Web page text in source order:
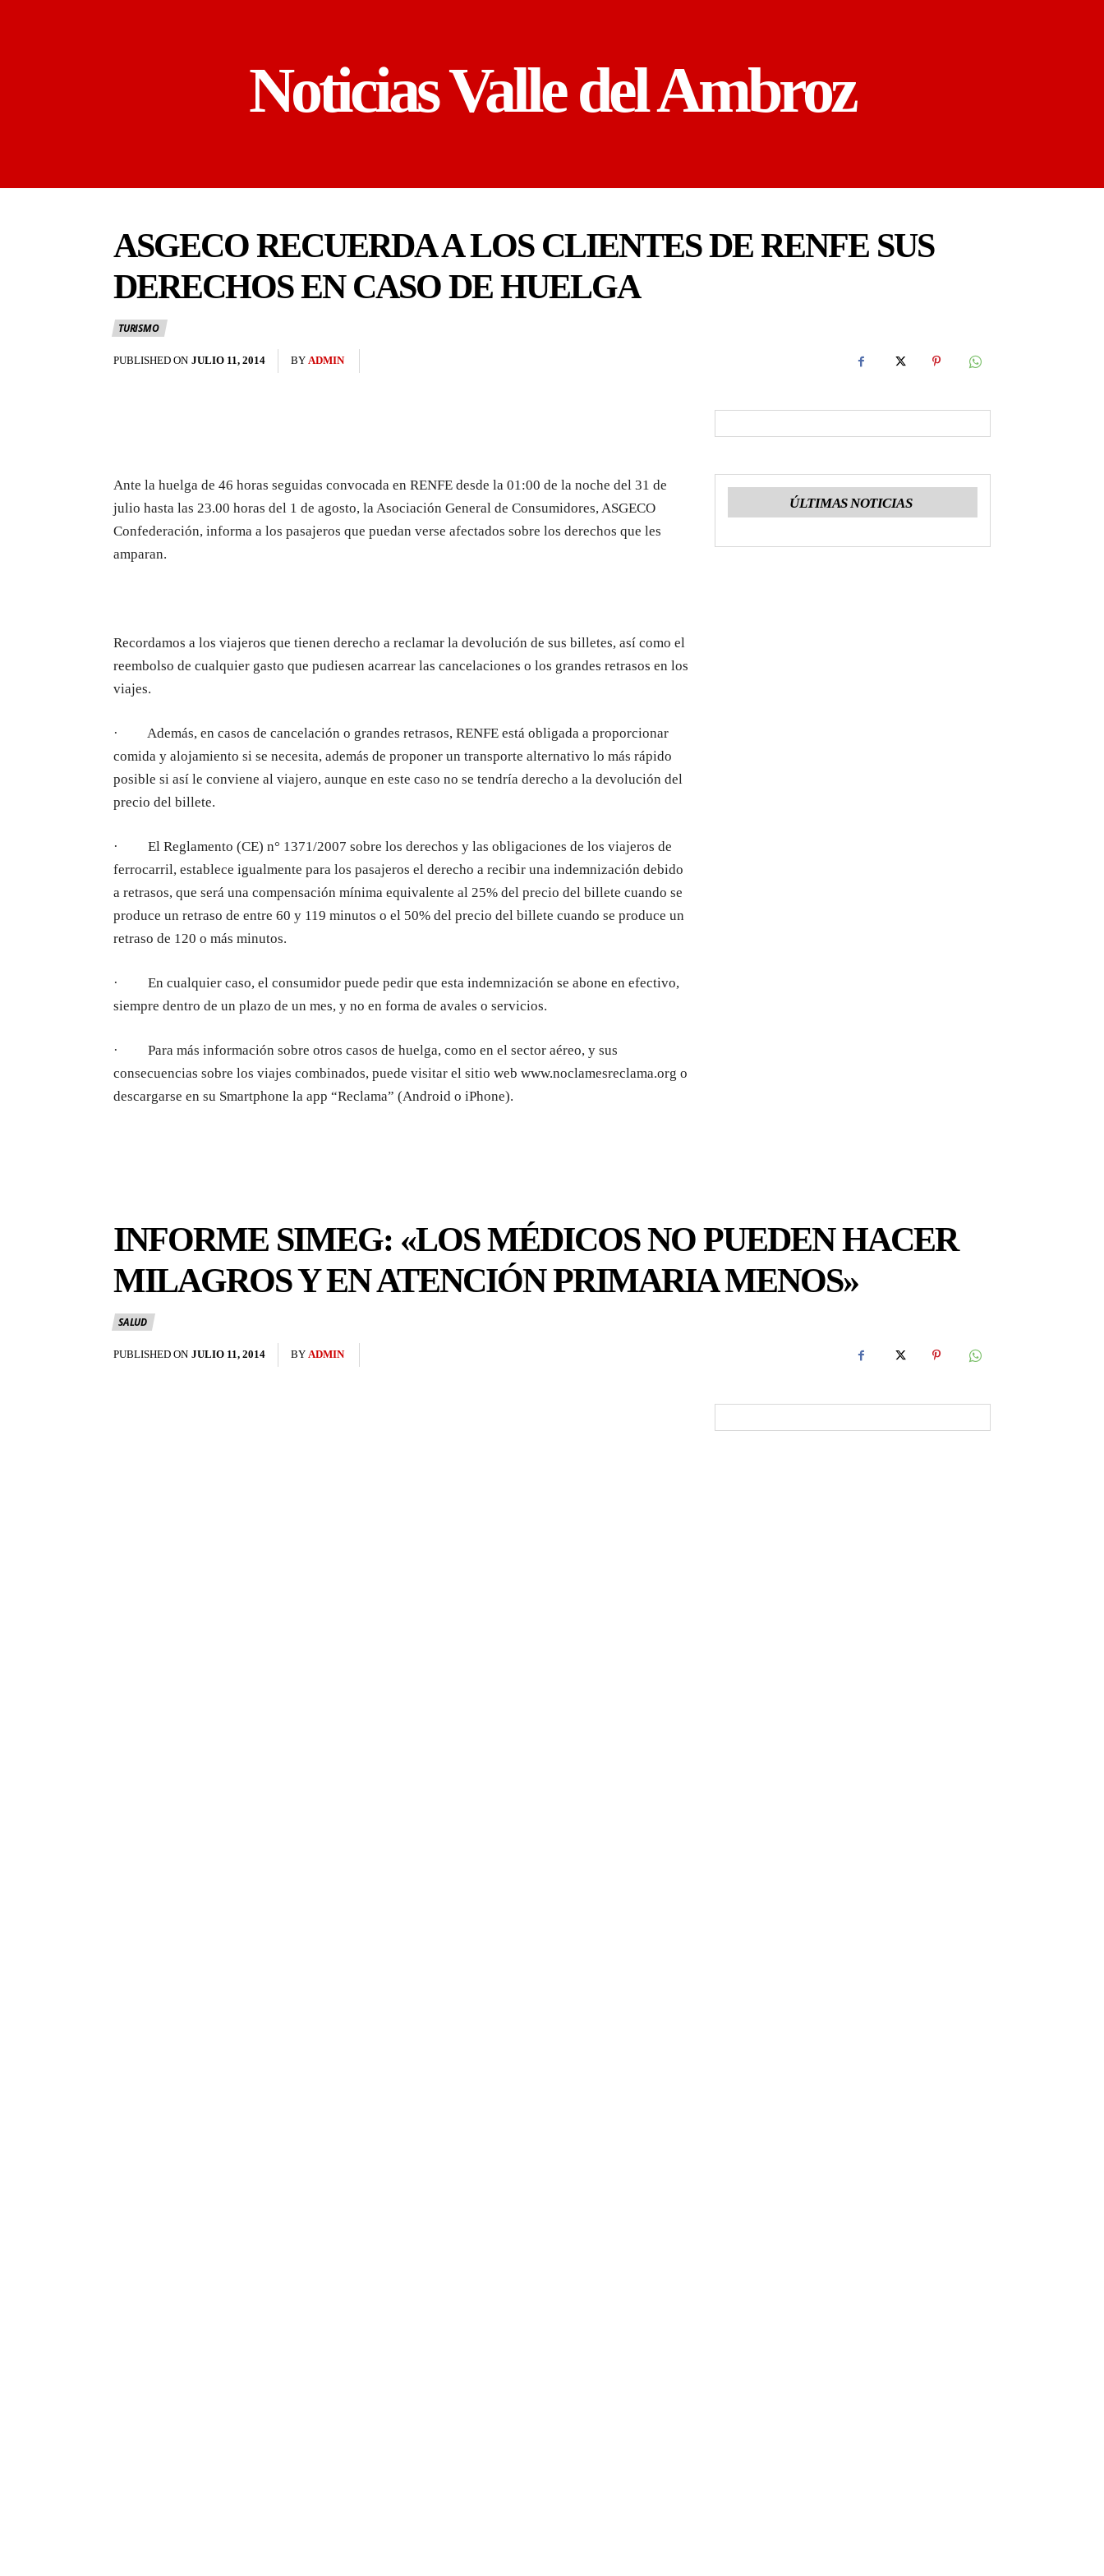
Noticias Valle del Ambroz
ASGECO RECUERDA A LOS CLIENTES DE RENFE SUS
DERECHOS EN CASO DE HUELGA
TURISMO
PUBLISHED ON JULIO 11, 2014 BY ADMIN
Ante la huelga de 46 horas seguidas convocada en RENFE desde la 01:00 de la noche del 31 de
julio hasta las 23.00 horas del 1 de agosto, la Asociación General de Consumidores, ASGECO
Confederación, informa a los pasajeros que puedan verse afectados sobre los derechos que les
amparan.
Recordamos a los viajeros que tienen derecho a reclamar la devolución de sus billetes, así como el
reembolso de cualquier gasto que pudiesen acarrear las cancelaciones o los grandes retrasos en los
viajes.
· Además, en casos de cancelación o grandes retrasos, RENFE está obligada a proporcionar
comida y alojamiento si se necesita, además de proponer un transporte alternativo lo más rápido
posible si así le conviene al viajero, aunque en este caso no se tendría derecho a la devolución del
precio del billete.
· El Reglamento (CE) n° 1371/2007 sobre los derechos y las obligaciones de los viajeros de
ferrocarril, establece igualmente para los pasajeros el derecho a recibir una indemnización debido
a retrasos, que será una compensación mínima equivalente al 25% del precio del billete cuando se
produce un retraso de entre 60 y 119 minutos o el 50% del precio del billete cuando se produce un
retraso de 120 o más minutos.
· En cualquier caso, el consumidor puede pedir que esta indemnización se abone en efectivo,
siempre dentro de un plazo de un mes, y no en forma de avales o servicios.
· Para más información sobre otros casos de huelga, como en el sector aéreo, y sus
consecuencias sobre los viajes combinados, puede visitar el sitio web www.noclamesreclama.org o
descargarse en su Smartphone la app “Reclama” (Android o iPhone).
ÚLTIMAS NOTICIAS